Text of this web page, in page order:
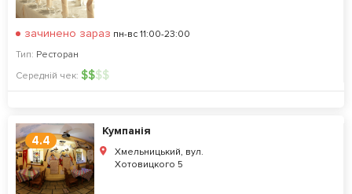
зачинено зараз пн-вс 11:00-23:00
Тип: Ресторан
Середній чек: $$$$
4.4
Кумпанія
Хмельницький, вул.
Хотовицкого 5